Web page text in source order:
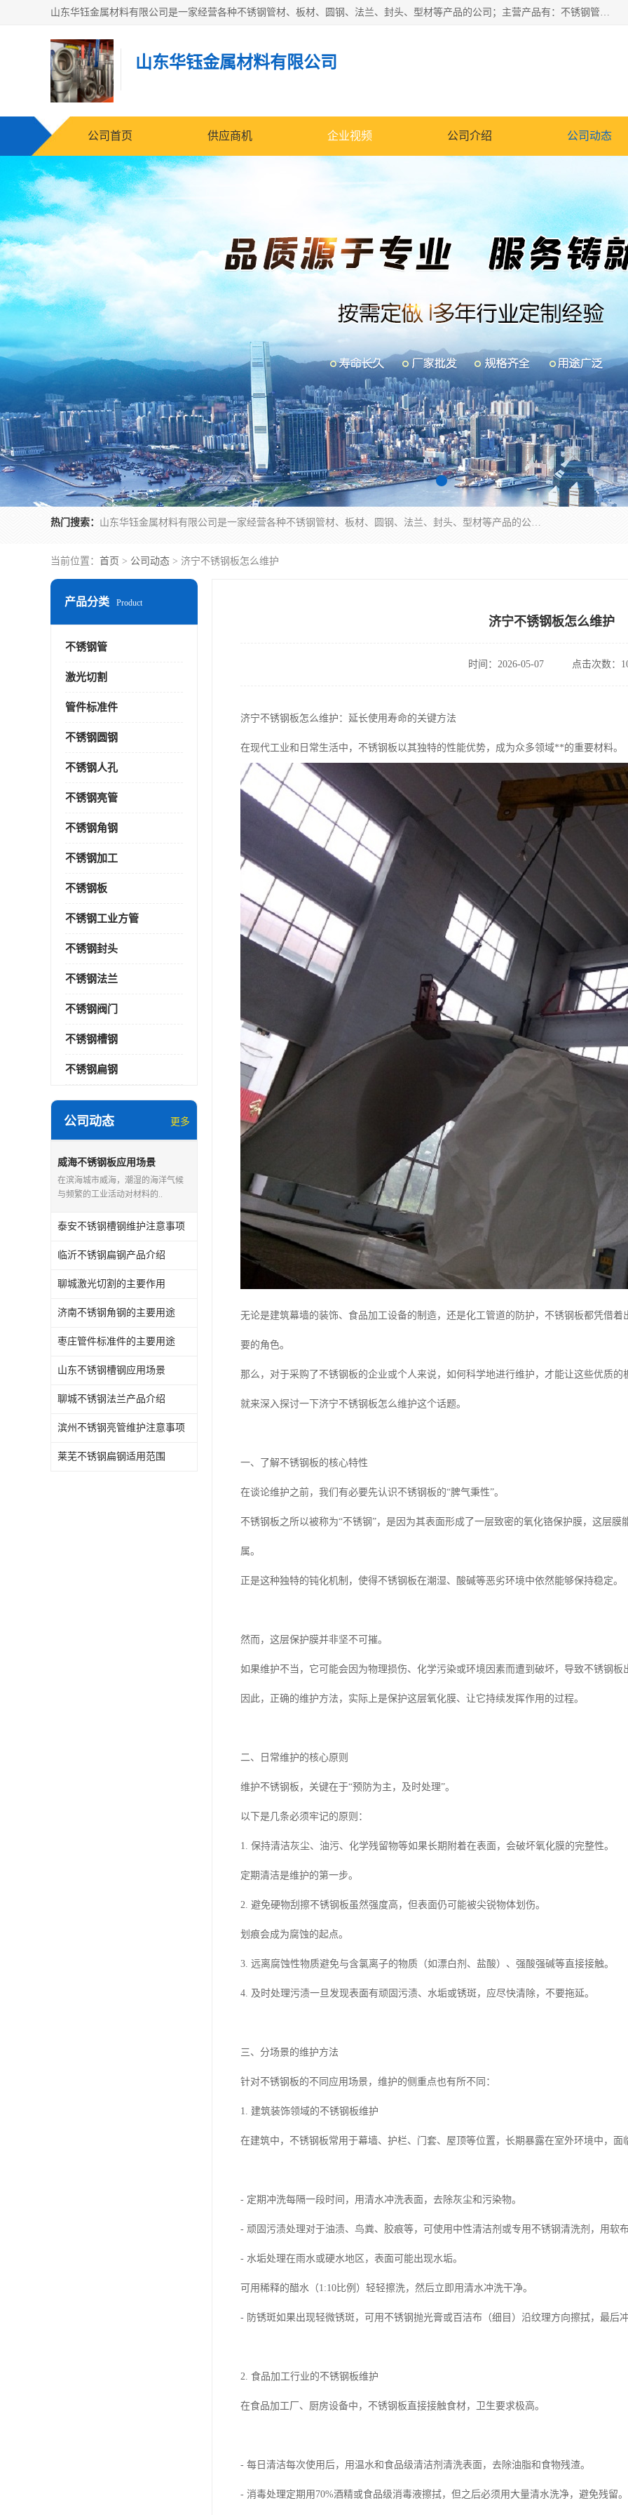
山东华钰金属材料有限公司是一家经营各种不锈钢管材、板材、圆钢、法兰、封头、型材等产品的公司；主营产品有：不锈钢管，激光切割，管件标准件，不锈钢圆钢，不锈钢人孔，不锈钢亮管，不锈钢角钢，不锈钢加工，不锈钢管子，不锈钢工业方管，不锈钢封头，不锈钢法兰，不锈钢阀门，不锈钢槽钢，不锈钢扁钢，不锈钢板等；可为客户制作各种规格的型材及不锈钢配件、非标准件及各种容器具等，能满足客户的不同采购要求。
山东华钰金属材料有限公司
公司首页 供应商机 企业视频 公司介绍 公司动态
热门搜索： 山东华钰金属材料有限公司是一家经营各种不锈钢管材、板材、圆钢、法兰、封头、型材等产品的公司；主营产品有：不锈钢管，激光切割，管件标准件，不锈钢圆钢，不锈钢人孔，不锈钢亮管，不锈钢角钢，不锈钢加工，不锈钢管子，不锈钢工业方管，不锈钢封头，不锈钢法兰，不锈钢阀门，不锈钢槽钢，不锈钢扁钢，不锈钢板等；可为客户制作各种规格的型材及不锈钢配件、非标准件及各种容器具等，能满足客户的不同采购要求。
当前位置： 首页 > 公司动态 > 济宁不锈钢板怎么维护
产品分类 Product
不锈钢管
激光切割
管件标准件
不锈钢圆钢
不锈钢人孔
不锈钢亮管
不锈钢角钢
不锈钢加工
不锈钢板
不锈钢工业方管
不锈钢封头
不锈钢法兰
不锈钢阀门
不锈钢槽钢
不锈钢扁钢
公司动态 更多
威海不锈钢板应用场景
在滨海城市威海，潮湿的海洋气候
与频繁的工业活动对材料的..
泰安不锈钢槽钢维护注意事项
临沂不锈钢扁钢产品介绍
聊城激光切割的主要作用
济南不锈钢角钢的主要用途
枣庄管件标准件的主要用途
山东不锈钢槽钢应用场景
聊城不锈钢法兰产品介绍
滨州不锈钢亮管维护注意事项
莱芜不锈钢扁钢适用范围
济宁不锈钢板怎么维护
时间：2026-05-07 点击次数：
济宁不锈钢板怎么维护：延长使用寿命的关键方法
在现代工业和日常生活中，不锈钢板以其独特的性能优势，成为众多领域**的重要材料。
无论是建筑幕墙的装饰、食品加工设备的制造，还是化工管道的防护，不锈钢板都凭借
要的角色。
那么，对于采购了不锈钢板的企业或个人来说，如何科学地进行维护，才能让这些优质
就来深入探讨一下济宁不锈钢板怎么维护这个话题。
一、了解不锈钢板的核心特性
在谈论维护之前，我们有必要先认识不锈钢板的“脾气秉性”。
不锈钢板之所以被称为“不锈钢”，是因为其表面形成了一层致密的氧化铬保护膜，这层
属。
正是这种独特的钝化机制，使得不锈钢板在潮湿、酸碱等恶劣环境中依然能够保持稳定。
然而，这层保护膜并非坚不可摧。
如果维护不当，它可能会因为物理损伤、化学污染或环境因素而遭到破坏，导致不锈钢板
因此，正确的维护方法，实际上是保护这层氧化膜、让它持续发挥作用的过程。
二、日常维护的核心原则
维护不锈钢板，关键在于“预防为主，及时处理”。
以下是几条必须牢记的原则：
1. 保持清洁灰尘、油污、化学残留物等如果长期附着在表面，会破坏氧化膜的完整性。
定期清洁是维护的第一步。
2. 避免硬物刮擦不锈钢板虽然强度高，但表面仍可能被尖锐物体划伤。
划痕会成为腐蚀的起点。
3. 远离腐蚀性物质避免与含氯离子的物质（如漂白剂、盐酸）、强酸强碱等直接接触。
4. 及时处理污渍一旦发现表面有顽固污渍、水垢或锈斑，应尽快清除，不要拖延。
三、分场景的维护方法
针对不锈钢板的不同应用场景，维护的侧重点也有所不同：
1. 建筑装饰领域的不锈钢板维护
在建筑中，不锈钢板常用于幕墙、护栏、门套、屋顶等位置，长期暴露在室外环境中，
- 定期冲洗每隔一段时间，用清水冲洗表面，去除灰尘和污染物。
- 顽固污渍处理对于油渍、鸟粪、胶痕等，可使用中性清洁剂或专用不锈钢清洗剂，用软
- 水垢处理在雨水或硬水地区，表面可能出现水垢。
可用稀释的醋水（1:10比例）轻轻擦洗，然后立即用清水冲洗干净。
- 防锈斑如果出现轻微锈斑，可用不锈钢抛光膏或百洁布（细目）沿纹理方向擦拭，最后
2. 食品加工行业的不锈钢板维护
在食品加工厂、厨房设备中，不锈钢板直接接触食材，卫生要求极高。
- 每日清洁每次使用后，用温水和食品级清洁剂清洗表面，去除油脂和食物残渣。
- 消毒处理定期用70%酒精或食品级消毒液擦拭，但之后必须用大量清水洗净，避免残留。